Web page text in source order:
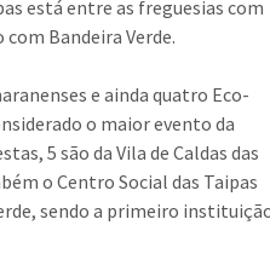
está entre as freguesias com
Bandeira Verde.
e ainda quatro Eco-
o maior evento da
5 são da Vila de Caldas das
o Centro Social das Taipas
sendo a primeiro